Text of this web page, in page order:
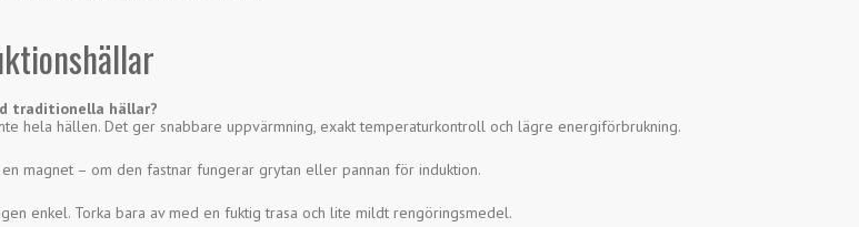
traditionella hällar?
hela hällen. Det ger snabbare uppvärmning, exakt temperaturkontroll och lägre energiförbrukning.
magnet – om den fastnar fungerar grytan eller pannan för induktion.
enkel. Torka bara av med en fuktig trasa och lite mildt rengöringsmedel.